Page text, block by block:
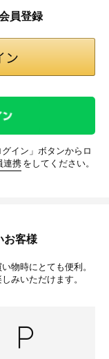
員登録
イン」ボタンからロ
連携 をしてください。
お客様
物時にとても便利。
みいただけます。
local_parking